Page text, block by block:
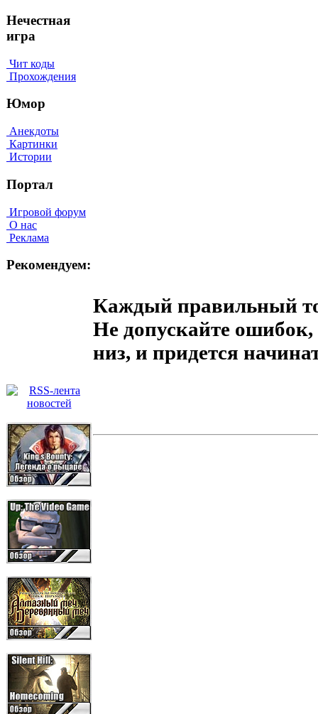
Нечестная
игра
Чит коды
Прохождения
Юмор
Анекдоты
Картинки
Истории
Портал
Игровой форум
О нас
Реклама
Рекомендуем:
Каждый правильный
Не допускайте
низ, и придется